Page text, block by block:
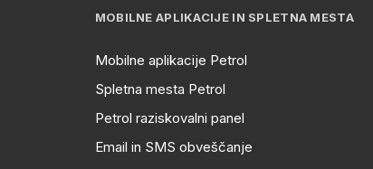
MOBILNE APLIKACIJE IN SPLETNA MESTA
Mobilne aplikacije Petrol
Spletna mesta Petrol
Petrol raziskovalni panel
Email in SMS obveščanje